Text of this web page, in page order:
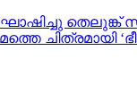
തെലുങ്ക്
ചിത്രമായി